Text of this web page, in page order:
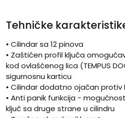
Tehničke
• Cilindar sa 12 pinova
• Zaštićen profil ključa
kod ovlašćenog lica (TEMPUS
sigurnosnu karticu
• Cilindar dodatno ojačan protiv
• Anti panik funkcija -
ključ sa druge strane u cilindru